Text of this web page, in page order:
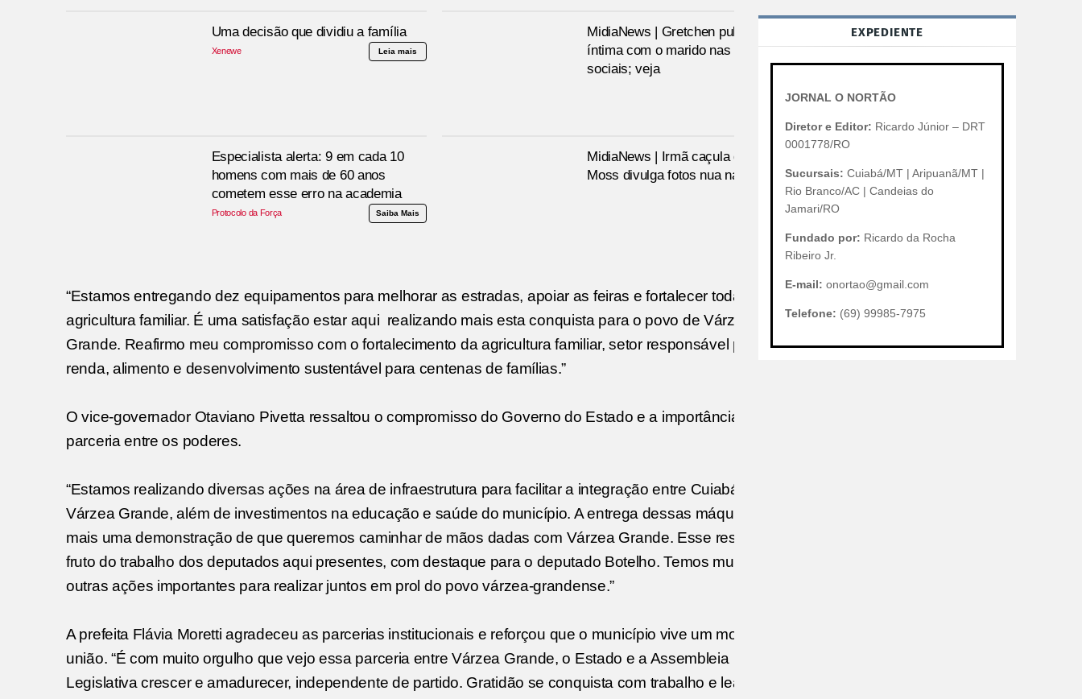
Uma decisão que dividiu a família
Xenewe Leia mais
MidiaNews | Gretchen publica foto
íntima com o marido nas redes
sociais; veja
Especialista alerta: 9 em cada 10
homens com mais de 60 anos
cometem esse erro na academia
Protocolo da Força Saiba Mais
MidiaNews | Irmã caçula de Kate
Moss divulga fotos nua nas redes
“Estamos entregando dez equipamentos para melhorar as estradas, apoiar as feiras e fortalecer toda a
agricultura familiar. É uma satisfação estar aqui realizando mais esta conquista para o povo de Várzea
Grande. Reafirmo meu compromisso com o fortalecimento da agricultura familiar, setor responsável por gerar
renda, alimento e desenvolvimento sustentável para centenas de famílias.”
O vice-governador Otaviano Pivetta ressaltou o compromisso do Governo do Estado e a importância da
parceria entre os poderes.
“Estamos realizando diversas ações na área de infraestrutura para facilitar a integração entre Cuiabá e
Várzea Grande, além de investimentos na educação e saúde do município. A entrega dessas máquinas é
mais uma demonstração de que queremos caminhar de mãos dadas com Várzea Grande. Esse resultado é
fruto do trabalho dos deputados aqui presentes, com destaque para o deputado Botelho. Temos muitas
outras ações importantes para realizar juntos em prol do povo várzea-grandense.”
A prefeita Flávia Moretti agradeceu as parcerias institucionais e reforçou que o município vive um momento de
união. “É com muito orgulho que vejo essa parceria entre Várzea Grande, o Estado e a Assembleia
Legislativa crescer e amadurecer, independente de partido. Gratidão se conquista com trabalho e lealdade, e
EXPEDIENTE
JORNAL O NORTÃO
Diretor e Editor: Ricardo Júnior – DRT
0001778/RO
Sucursais: Cuiabá/MT | Aripuanã/MT |
Rio Branco/AC | Candeias do
Jamari/RO
Fundado por: Ricardo da Rocha
Ribeiro Jr.
E-mail: onortao@gmail.com
Telefone: (69) 99985-7975